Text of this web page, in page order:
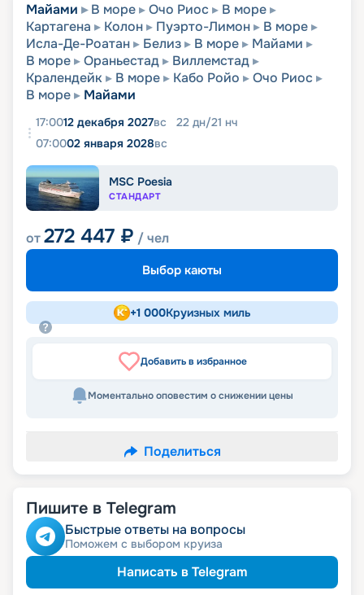
Майами В море Очо Риос
В море
Картагена
Колон Пуэрто-Лимон
В море
Исла-Де-Роатан
Белиз В море
Майами
В море
Ораньестад
Виллемстад
Кралендейк
В море Кабо Ройо
Очо Риос
В море
Майами
17:0012 декабря 2027вс 22 дн/21 нч
07:0002 января 2028вс
MSC Poesia
СТАНДАРТ
от272 447 ₽ / чел
Выбор каюты
+1 000Круизных миль
Добавить в избранное
Моментально оповестим о снижении цены
Поделиться
Пишите в Telegram
Быстрые ответы на вопросы
Поможем с выбором круиза
Написать в Telegram